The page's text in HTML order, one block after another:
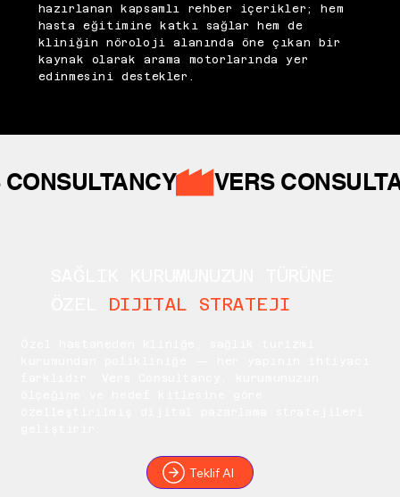
hazırlanan kapsamlı rehber içerikler; hem
hasta eğitimine katkı sağlar hem de
kliniğin nöroloji alanında öne çıkan bir
kaynak olarak arama motorlarında yer
edinmesini destekler.
CONSULTANCY
DIJITAL STRATEJI
Teklif Al